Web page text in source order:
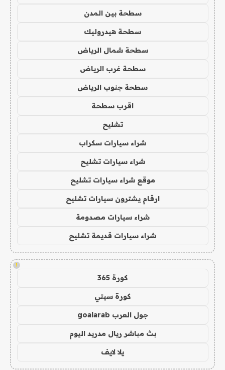
سطحة بين المدن
سطحة هيدروليك
سطحة شمال الرياض
سطحة غرب الرياض
سطحة جنوب الرياض
اقرب سطحة
تشليح
شراء سيارات سكراب
شراء سيارات تشليح
موقع شراء سيارات تشليح
ارقام يشترون سيارات تشليح
شراء سيارات مصدومة
شراء سيارات قديمة تشليح
!
كورة 365
كورة سيتي
جول العرب goalarab
بث مباشر ريال مدريد اليوم
يلا لايف